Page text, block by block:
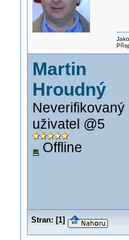
Martin
Hroudný
Neverifikovaný
uživatel @5
Offline
Stran: [1]